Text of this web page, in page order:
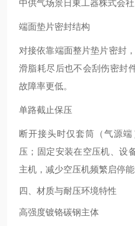
中供气场景日東工器株式会社
端面垫片密封结构
对接依靠端面整片垫片密封
滑脂耗尽后也不会刮伤密封
故障率更低。
单路截止保压
断开接头时仅套筒（气源
压；固定安装在空压机、设
主机，减少空压机频繁启停能
四、材质与耐压环境特性
高强度镀铬碳钢主体